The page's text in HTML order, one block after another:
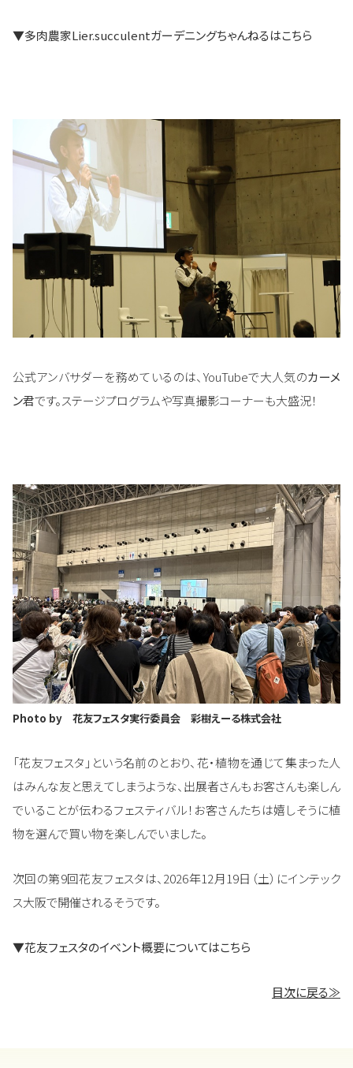
▼多肉農家Lier.succulentガーデニングちゃんねるはこちら
公式アンバサダーを務めているのは、YouTubeで大人気のカーメ
ン君です。ステージプログラムや写真撮影コーナーも大盛況！
Photo by 花友フェスタ実行委員会 彩樹えーる株式会社
「花友フェスタ」という名前のとおり、花・植物を通じて集まった人
はみんな友と思えてしまうような、出展者さんもお客さんも楽しん
でいることが伝わるフェスティバル！お客さんたちは嬉しそうに植
物を選んで買い物を楽しんでいました。
次回の第9回花友フェスタは、2026年12月19日（土）にインテック
ス大阪で開催されるそうです。
▼花友フェスタのイベント概要についてはこちら
目次に戻る≫